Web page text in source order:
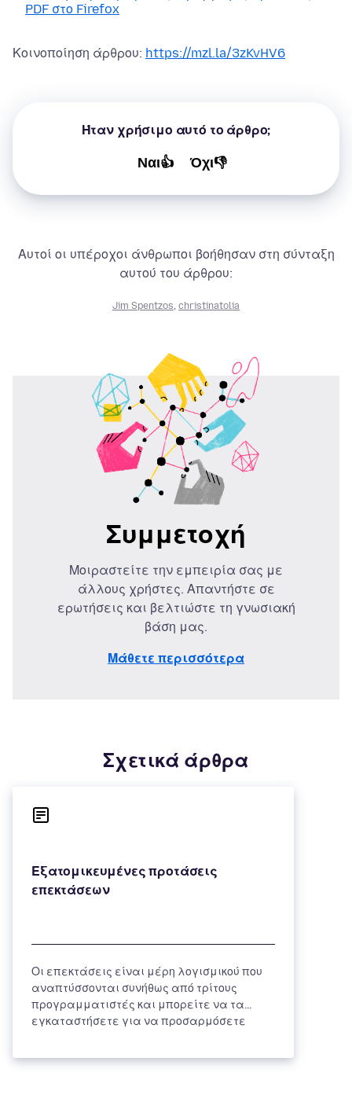
PDF στο Firefox
Κοινοποίηση άρθρου: https://mzl.la/3zKvHV6
Ήταν χρήσιμο αυτό το άρθρο;
Ναι👍 Όχι👎
Αυτοί οι υπέροχοι άνθρωποι βοήθησαν στη σύνταξη
αυτού του άρθρου:
Jim Spentzos christinatolia
Συμμετοχή
Μοιραστείτε την εμπειρία σας με
άλλους χρήστες. Απαντήστε σε
ερωτήσεις και βελτιώστε τη γνωσιακή
βάση μας.
Μάθετε περισσότερα
Σχετικά άρθρα
Εξατομικευμένες προτάσεις
επεκτάσεων
Οι επεκτάσεις είναι μέρη λογισμικού που
αναπτύσσονται συνήθως από τρίτους
προγραμματιστές και μπορείτε να τα
εγκαταστήσετε για να προσαρμόσετε